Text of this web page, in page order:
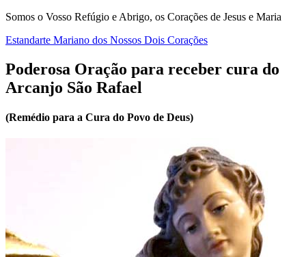
Somos o Vosso Refúgio e Abrigo, os Corações de Jesus e Maria
Estandarte Mariano dos Nossos Dois Corações
Poderosa Oração para receber cura do
Arcanjo São Rafael
(Remédio para a Cura do Povo de Deus)